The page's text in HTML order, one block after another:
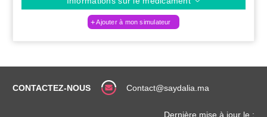
Ajouter à mon simulateur
CONTACTEZ-NOUS Contact@saydalia.ma
Dernière mise à jour le :